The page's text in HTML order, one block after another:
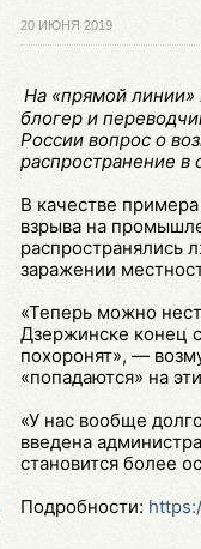
20 ИЮНЯ 2019
На «прямой линии»
блогер и
России вопрос о
распространение
В качестве
взрыва на
распространялись
заражении
«Теперь можно
Дзержинске конец
похоронят», —
«попадаются» на
«У нас вообще
введена
становится более
Подробности: